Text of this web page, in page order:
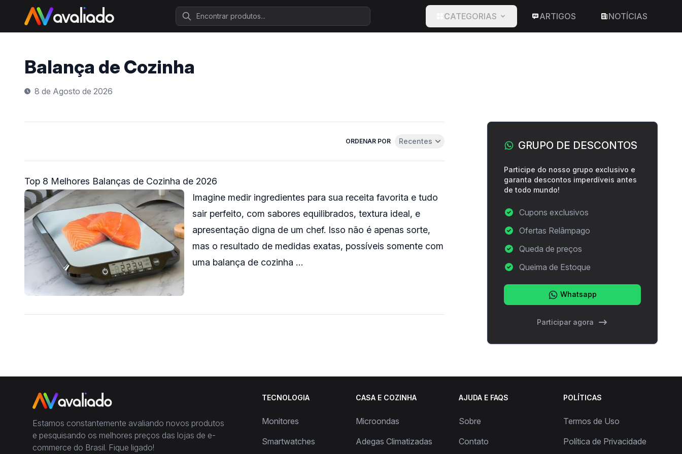
Procurar
CATEGORIAS ARTIGOS NOTÍCIAS
Balança de Cozinha
8 de Agosto de 2026
ORDENAR POR Abrir menu de usuário
Recentes
Top 8 Melhores Balanças de Cozinha de 2026
Imagine medir ingredientes para sua receita favorita e tudo
sair perfeito, com sabores equilibrados, textura ideal, e
apresentação digna de um chef. Isso não é apenas sorte,
mas o resultado de medidas exatas, possíveis somente com
uma balança de cozinha …
Barra lateral
GRUPO DE DESCONTOS
Participe do nosso grupo exclusivo e
garanta descontos imperdíveis antes
de todo mundo!
Cupons exclusivos
Ofertas Relâmpago
Queda de preços
Queima de Estoque
Whatsapp
Participar agora
Estamos constantemente avaliando novos produtos
e pesquisando os melhores preços das lojas de e-
commerce do Brasil. Fique ligado!
TECNOLOGIA
Monitores
Smartwatches
CASA E COZINHA
Microondas
Adegas Climatizadas
AJUDA E FAQS
Sobre
Contato
POLÍTICAS
Termos de Uso
Política de Privacidade